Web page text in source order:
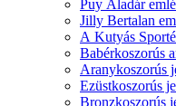
Puy Aladár
Jilly Bertalan
A Kutyás
Babérkoszorús
Aranykoszorús
Ezüstkoszorús
Bronzkoszorús